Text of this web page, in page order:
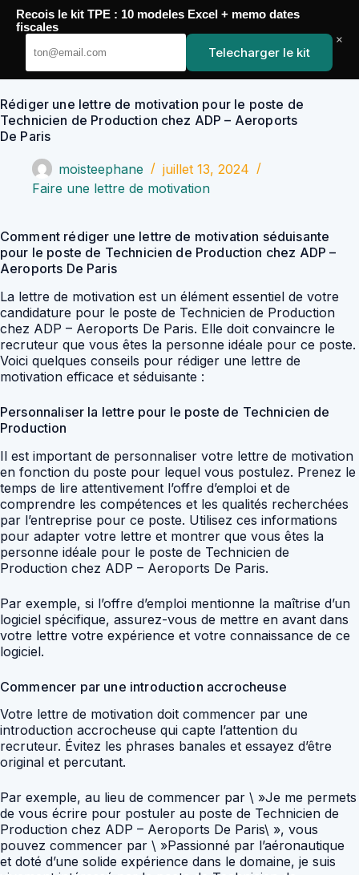
Passer
contenu
YoupiJobs
Rédiger une lettre de motivation pour le poste de
Technicien de Production chez ADP – Aeroports
De Paris
moisteephane
juillet 13, 2024
Faire une lettre de motivation
Comment rédiger une lettre de motivation séduisante
pour le poste de Technicien de Production chez ADP –
Aeroports De Paris
La lettre de motivation est un élément essentiel de votre
candidature pour le poste de Technicien de Production
chez ADP – Aeroports De Paris. Elle doit convaincre le
recruteur que vous êtes la personne idéale pour ce poste.
Voici quelques conseils pour rédiger une lettre de
motivation efficace et séduisante :
Personnaliser la lettre pour le poste de Technicien de
Production
Il est important de personnaliser votre lettre de motivation
en fonction du poste pour lequel vous postulez. Prenez le
temps de lire attentivement l’offre d’emploi et de
comprendre les compétences et les qualités recherchées
par l’entreprise pour ce poste. Utilisez ces informations
pour adapter votre lettre et montrer que vous êtes la
personne idéale pour le poste de Technicien de
Production chez ADP – Aeroports De Paris.
Par exemple, si l’offre d’emploi mentionne la maîtrise d’un
logiciel spécifique, assurez-vous de mettre en avant dans
votre lettre votre expérience et votre connaissance de ce
logiciel.
Commencer par une introduction accrocheuse
Votre lettre de motivation doit commencer par une
introduction accrocheuse qui capte l’attention du
recruteur. Évitez les phrases banales et essayez d’être
original et percutant.
Par exemple, au lieu de commencer par \ »Je me permets
de vous écrire pour postuler au poste de Technicien de
Production chez ADP – Aeroports De Paris\ », vous
pouvez commencer par \ »Passionné par l’aéronautique
et doté d’une solide expérience dans le domaine, je suis
Recois le kit TPE : 10 modeles Excel + memo dates
fiscales
Telecharger le kit
×